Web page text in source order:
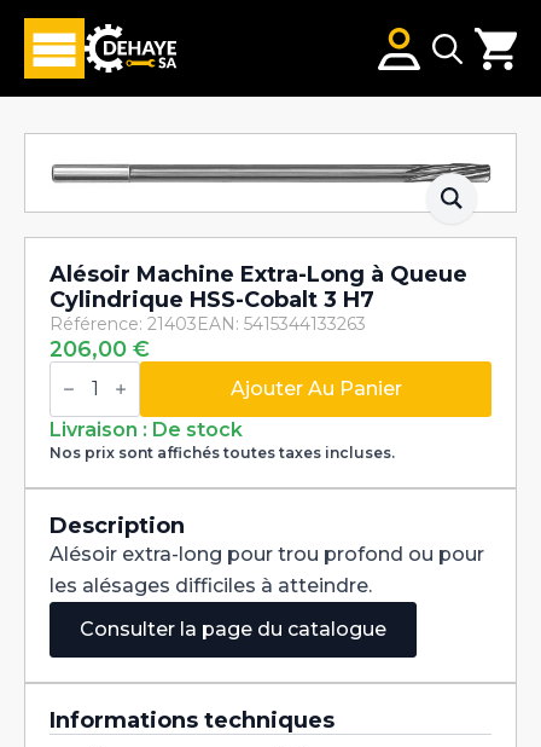
Alésoir Machine Extra-Long à Queue
Cylindrique HSS-Cobalt 3 H7
Référence: 21403EAN: 5415344133263
206,00 €
quantité
de
Machine
Extra-
Long
à
Cylindrique
HSS-
Cobalt
3
H7
Ajouter Au Panier
Livraison : De stock
Nos prix sont affichés toutes taxes incluses.
Description
Alésoir extra-long pour trou profond ou pour
les alésages difficiles à atteindre.
Consulter la page du catalogue
Informations techniques